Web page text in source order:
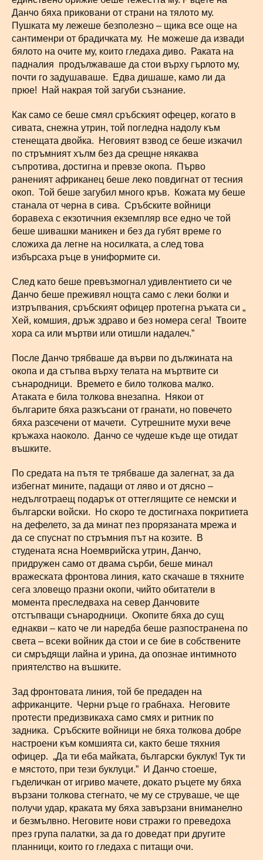
Данчо бяха приковани от страни на тялото му.
Пушката му лежеше безполезно – щика все още на
сантименри от брадичката му. Не можеше да извади
бялото на очите му, които гледаха диво. Раката на
падналия продължаваше да стои върху гърлото му,
почти го задушаваше. Едва дишаше, камо ли да
прюе! Най накрая той загуби съзнание.
Как само се беше смял сръбският офецер, когато в
сивата, снежна утрин, той погледна надолу към
стенещата двойка. Неговият взвод се беше изкачил
по стръмният хълм без да срещне някаква
съпротива, достигна и превзе окопа. Първо
раненият африканец беше леко повдигнат от тесния
окоп. Той беше загубил много кръв. Кожата му беше
станала от черна в сива. Сръбските войници
боравеха с екзотичния екземпляр все едно че той
беше шивашки маникен и без да губят време го
сложиха да легне на носилката, а след това
избърсаха ръце в униформите си.
След като беше превъзмогнал удивлентието си че
Данчо беше преживял нощта само с леки болки и
изтръпвания, сръбският офицер протегна ръката си „
Хей, комшия, дръж здраво и без номера сега! Твоите
хора са или мъртви или отишли надалеч.”
После Данчо трябваше да върви по дължината на
окопа и да стъпва върху телата на мъртвите си
сънародници. Времето е било толкова малко.
Атаката е била толкова внезапна. Някои от
българите бяха разкъсани от гранати, но повечето
бяха разсечени от мачети. Сутрешните мухи вече
кръжаха наоколо. Данчо се чудеше къде ще отидат
въшките.
По средата на пътя те трябваше да залегнат, за да
избегнат мините, падащи от ляво и от дясно –
недълготраещ подарък от оттеглящите се немски и
български войски. Но скоро те достигнаха покритиета
на дефелето, за да минат пез прорязаната мрежа и
да се спуснат по стръмния път на козите. В
студената ясна Ноемврийска утрин, Данчо,
придружен само от двама сърби, беше минал
вражеската фронтова линия, като скачаше в тяхните
сега зловещо празни окопи, чийто обитатели в
момента преследваха на север Данчовите
отстъпващи сънародници. Окопите бяха до сущ
еднакви – като че ли наредба беше разпостранена по
света – всеки войник да стои и се бие в собствените
си смръдящи лайна и урина, да опознае интимното
приятелство на въшките.
Зад фронтовата линия, той бе предаден на
африканците. Черни ръце го грабнаха. Неговите
протести предизвикаха само смях и ритник по
задника. Сръбските войници не бяха толкова добре
настроени към комшията си, както беше тяхния
офицер. „Да ти еба майката, български буклук! Тук ти
е мястото, при тези буклуци.” И Данчо стоеше,
гъделичкан от игриво мачете, докато ръцете му бяха
вързани толкова стегнато, че му се струваше, че ще
получи удар, краката му бяха завързани вниманелно
и безмълвно. Неговите нови стражи го преведоха
през група палатки, за да го доведат при другите
планници, които го гледаха с питащи очи.